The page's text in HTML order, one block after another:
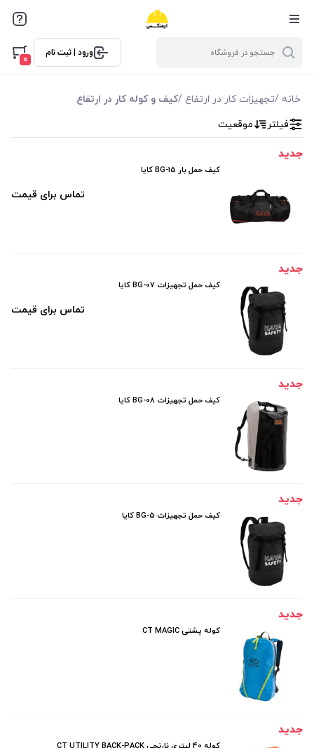
ورود | ثبت نام
0
خانه /تجهیزات کار در ارتفاع /کیف و کوله کار در ارتفاع
فیلتر بر اساس قیمت
فیلتر موقعیت
جدید
کیف حمل بار BG-15 کایا
تماس برای قیمت
جدید
کیف حمل تجهیزات BG-07 کایا
تماس برای قیمت
جدید
کیف حمل تجهیزات BG-08 کایا
جدید
کیف حمل تجهیزات BG-5 کایا
جدید
کوله پشتی CT MAGIC
جدید